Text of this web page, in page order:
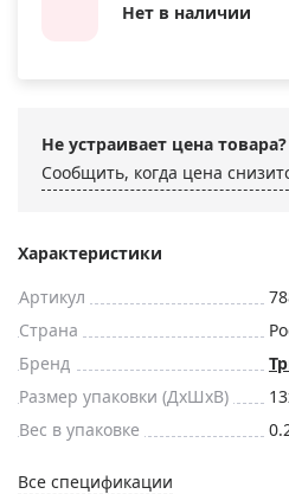
Нет в наличии
Не устраивает цена товара?
Сообщить, когда цена
Характеристики
Артикул
Страна
Бренд
Размер упаковки (ДxШxВ)
Вес в упаковке
Все спецификации